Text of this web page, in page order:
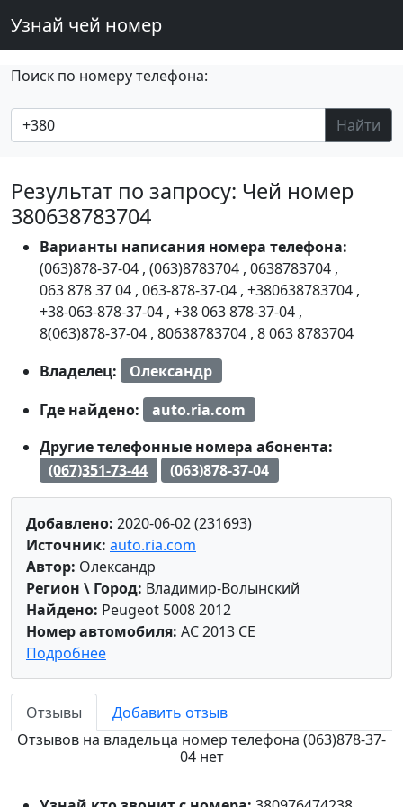
Узнай чей номер
Поиск по номеру телефона:
Найти
Результат по запросу: Чей номер
380638783704
Варианты написания номера телефона:
(063)878-37-04 , (063)8783704 , 0638783704 ,
063 878 37 04 , 063-878-37-04 , +380638783704 ,
+38-063-878-37-04 , +38 063 878-37-04 ,
8(063)878-37-04 , 80638783704 , 8 063 8783704
Владелец:
Олександр
Где найдено:
auto.ria.com
Другие телефонные номера абонента:
(067)351-73-44
(063)878-37-04
Добавлено: 2020-06-02 (231693)
Источник: auto.ria.com
Автор: Олександр
Регион \ Город: Владимир-Волынский
Найдено: Peugeot 5008 2012
Номер автомобиля: AC 2013 CE
Подробнее
Отзывы
Добавить отзыв
Отзывов на владельца номер телефона (063)878-37-
04 нет